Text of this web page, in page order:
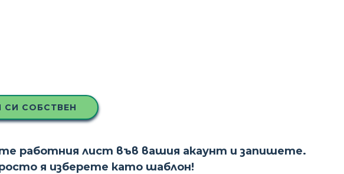
СИ СОБСТВЕН
работния лист във вашия акаунт и запишете.
я изберете като шаблон!